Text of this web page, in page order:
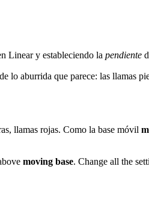
Lineary estableciendo la pendiente
lo aburrida que parece: las llamas
llamas rojas. Como la base móvil
moving base. Change all the